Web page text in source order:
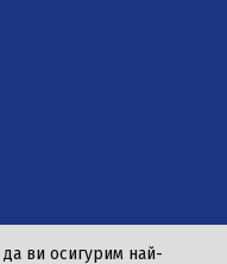
ви осигурим най-